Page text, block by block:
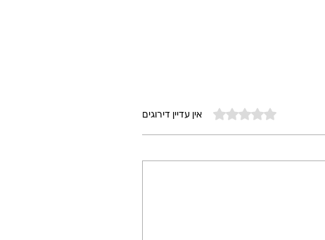
דירוג של 0 מתוך 5 כוכבים אין עדיין דירוגים